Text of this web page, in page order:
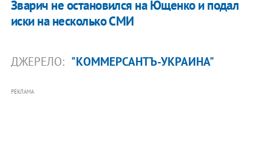
Зварич не остановился на Ющенко и подал
иски на несколько СМИ
ДЖЕРЕЛО: "КОММЕРСАНТЪ-УКРАИНА"
РЕКЛАМА